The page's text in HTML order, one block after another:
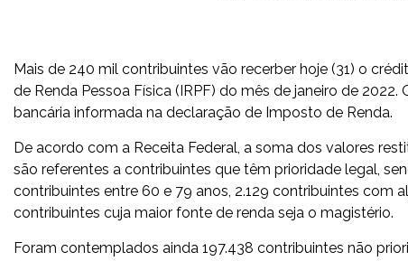
Mais de 240 mil contribuintes vão recerber hoje (31) o
de Renda Pessoa Física (IRPF) do mês de janeiro de
bancária informada na declaração de Imposto de Renda.
De acordo com a Receita Federal, a soma dos valores
são referentes a contribuintes que têm prioridade legal,
contribuintes entre 60 e 79 anos, 2.129 contribuintes com
contribuintes cuja maior fonte de renda seja o magistério.
Foram contemplados ainda 197.438 contribuintes não